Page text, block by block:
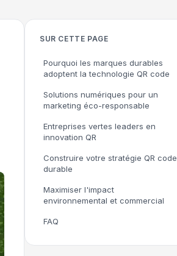
SUR CETTE PAGE
Pourquoi les marques durables
adoptent la technologie QR code
Solutions numériques pour un
marketing éco-responsable
Entreprises vertes leaders en
innovation QR
Construire votre stratégie QR code
durable
Maximiser l'impact
environnemental et commercial
FAQ